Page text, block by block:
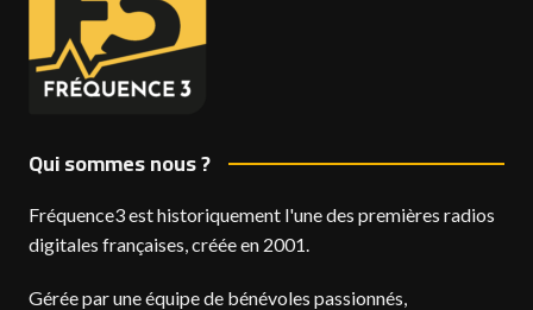
Qui sommes nous ?
Fréquence3 est historiquement l'une des premières radios
digitales françaises, créée en 2001.
Gérée par une équipe de bénévoles passionnés,